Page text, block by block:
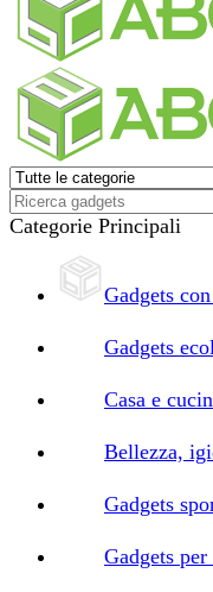
Categorie Principali
Gadgets
Gadgets
Casa e
Bellezza,
Gadgets
Gadgets